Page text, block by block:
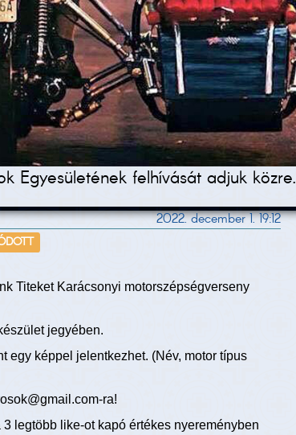
Egyesületének felhívását adjuk közre.
2022. december 1. 19:12
Titeket Karácsonyi motorszépségverseny
jegyében.
egy képpel jelentkezhet. (Név, motor típus
ra!
legtöbb like-ot kapó értékes nyereményben